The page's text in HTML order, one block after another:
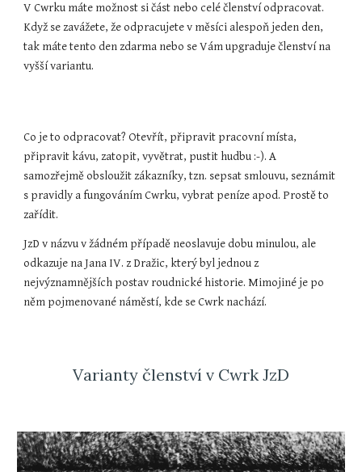
V Cwrku máte možnost si část nebo celé členství odpracovat.
Když se zavážete, že odpracujete v měsíci alespoň jeden den,
tak máte tento den zdarma nebo se Vám upgraduje členství na
vyšší variantu.
Co je to odpracovat? Otevřít, připravit pracovní místa,
připravit kávu, zatopit, vyvětrat, pustit hudbu :-). A
samozřejmě obsloužit zákazníky, tzn. sepsat smlouvu, seznámit
s pravidly a fungováním Cwrku, vybrat peníze apod. Prostě to
zařídit.
JzD v názvu v žádném případě neoslavuje dobu minulou, ale
odkazuje na Jana IV. z Dražic, který byl jednou z
nejvýznamnějších postav roudnické historie. Mimojiné je po
něm pojmenované náměstí, kde se Cwrk nachází.
Varianty členství v Cwrk JzD